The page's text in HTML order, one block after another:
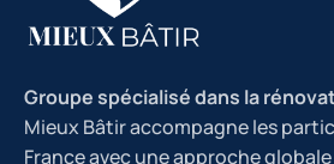
Groupe spécialisé dans la
Mieux Bâtir accompagne les
France avec une approche